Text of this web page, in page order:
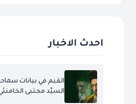
احدث الاخبار
القيم في بيانات
السيّد مجتبى